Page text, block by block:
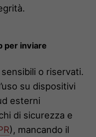
per inviare
o riservati.
su dispositivi
esterni
di sicurezza e
), mancando il